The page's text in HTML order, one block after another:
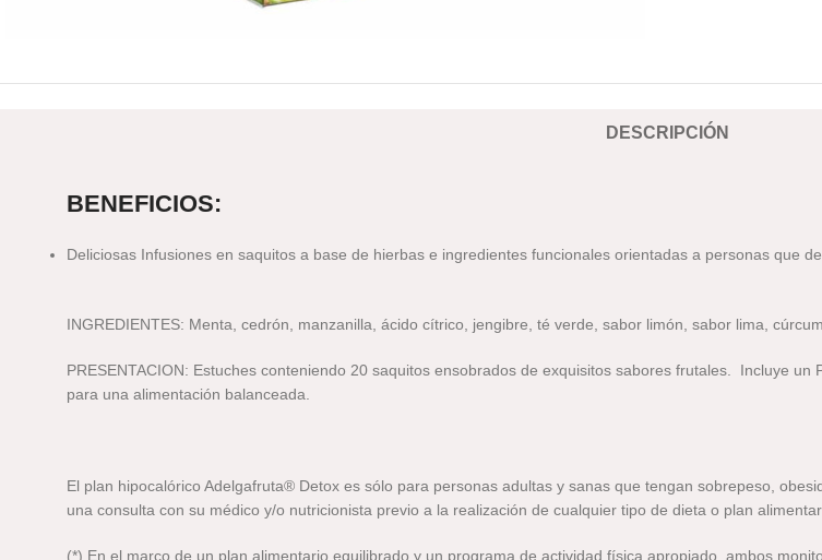
DESCRIPCIÓN
BENEFICIOS:
Deliciosas Infusiones en saquitos a base de hierbas e ingredientes funcionales orientadas a personas que
INGREDIENTES: Menta, cedrón, manzanilla, ácido cítrico, jengibre, té verde, sabor limón, sabor lima,
PRESENTACION: Estuches conteniendo 20 saquitos ensobrados de exquisitos sabores frutales. Incluye
para una alimentación balanceada.
El plan hipocalórico Adelgafruta® Detox es sólo para personas adultas y sanas que tengan sobrepeso,
una consulta con su médico y/o nutricionista previo a la realización de cualquier tipo de dieta o plan
(*) En el marco de un plan alimentario equilibrado y un programa de actividad física apropiado, ambos